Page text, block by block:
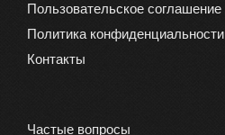
Пользовательское соглашение
Политика конфиденциальности
Контакты
Частые вопросы